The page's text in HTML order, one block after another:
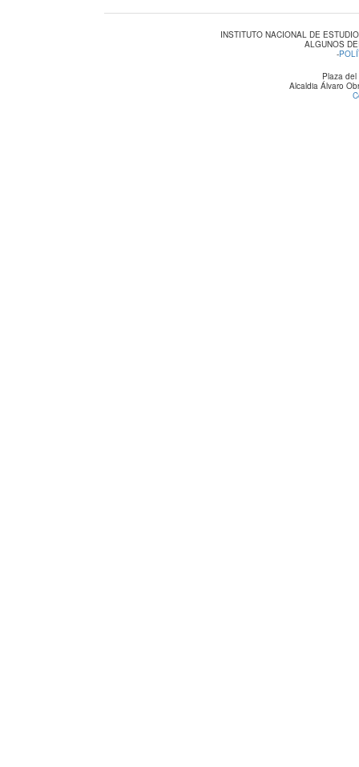
INSTITUTO NACIONAL DE
ALGUNOS
-
Plaza
Alcaldia Álvaro